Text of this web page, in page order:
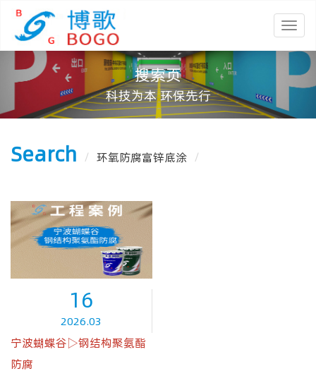
搜索页
科技为本 环保先行
Search / 环氧防腐富锌底涂 /
16
2026.03
宁波蝴蝶谷▷钢结构聚氨酯
防腐